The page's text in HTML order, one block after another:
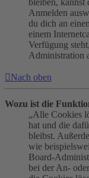
bleiben, kannst
Anmelden
du dich an
einem
Verfügung
Administration
Nach oben
Wozu ist die
„Alle Cookies
hat und die
bleibst.
wie
Board-
bei der An-